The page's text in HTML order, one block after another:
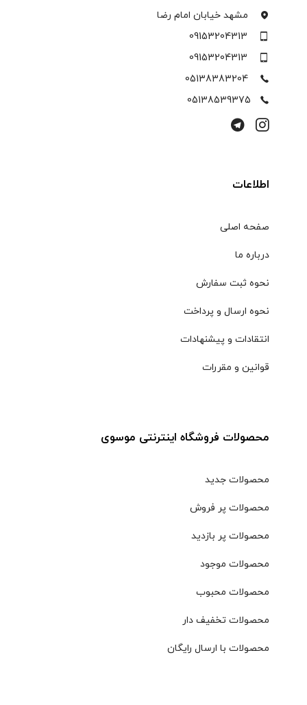
مشهد خیابان امام رضا
09153204313
09153204313
05138383204
05138539375
اطلاعات
صفحه اصلی
درباره ما
نحوه ثبت سفارش
نحوه ارسال و پرداخت
انتقادات و پیشنهادات
قوانین و مقررات
محصولات فروشگاه اینترنتی موسوی
محصولات جدید
محصولات پر فروش
محصولات پر بازدید
محصولات موجود
محصولات محبوب
محصولات تخفیف دار
محصولات با ارسال رایگان